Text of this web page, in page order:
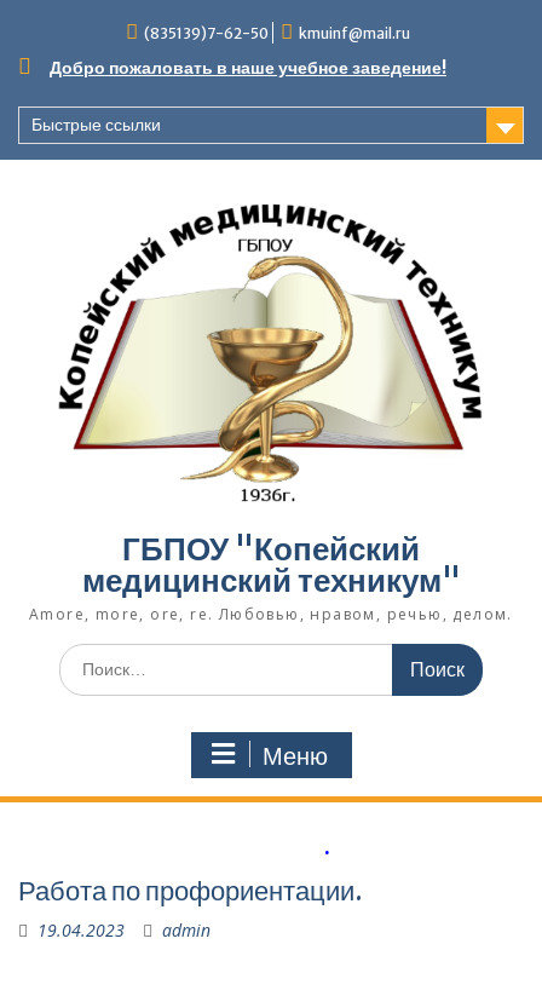
содержимому
(835139)7-62-50 kmuinf@mail.ru
Добро пожаловать в наше учебное заведение!
Быстрые ссылки
ГБПОУ "Копейский
медицинский техникум"
Amore, more, ore, re. Любовью, нравом, речью, делом.
Поиск
по:
Меню
Работа по профориентации.
19.04.2023 admin